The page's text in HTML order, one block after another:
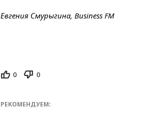
Евгения Смурыгина, Business FM
0 0
РЕКОМЕНДУЕМ: